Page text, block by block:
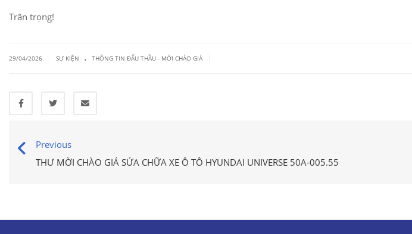
Trân trọng!
29/04/2026 SỰ KIỆN . THÔNG TIN ĐẤU THẦU - MỜI CHÀO GIÁ
Previous
THƯ MỜI CHÀO GIÁ SỬA CHỮA XE Ô TÔ HYUNDAI UNIVERSE 50A-005.55